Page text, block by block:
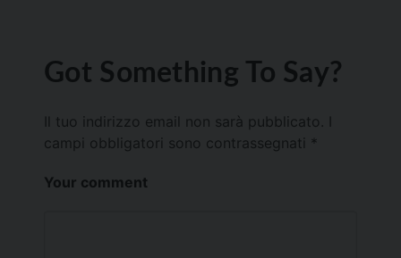
Got Something To Say?
Il tuo indirizzo email non sarà pubblicato.
campi obbligatori sono contrassegnati *
Your comment